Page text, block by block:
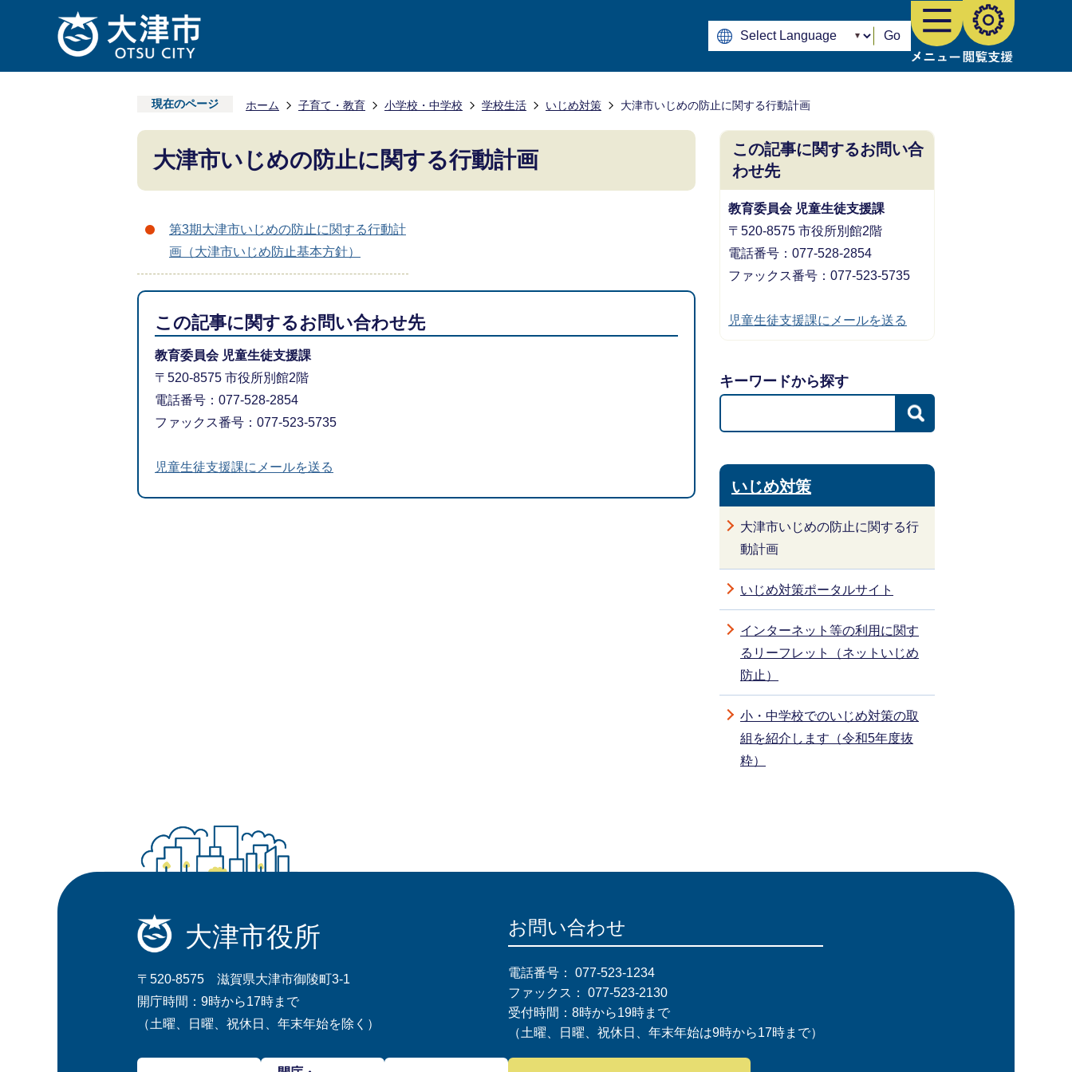
Go
現在のページ ホーム 子育て・教育 小学校・中学校 学校生活 いじめ対策 大津市いじめの防止に関する行動計画
大津市いじめの防止に関する行動計画
第3期大津市いじめの防止に関する行動計
画（大津市いじめ防止基本方針）
この記事に関するお問い合わせ先
教育委員会 児童生徒支援課
〒520-8575 市役所別館2階
電話番号：077-528-2854
ファックス番号：077-523-5735
児童生徒支援課にメールを送る
この記事に関するお問い合
わせ先
教育委員会 児童生徒支援課
〒520-8575 市役所別館2階
電話番号：077-528-2854
ファックス番号：077-523-5735
児童生徒支援課にメールを送る
キーワードから探す
いじめ対策
大津市いじめの防止に関する行
動計画
いじめ対策ポータルサイト
インターネット等の利用に関す
るリーフレット（ネットいじめ
防止）
小・中学校でのいじめ対策の取
組を紹介します（令和5年度抜
粋）
大津市役所
〒520-8575 滋賀県大津市御陵町3-1
開庁時間：9時から17時まで
（土曜、日曜、祝休日、年末年始を除く）
お問い合わせ
電話番号： 077-523-1234
ファックス： 077-523-2130
受付時間：8時から19時まで
（土曜、日曜、祝休日、年末年始は9時から17時まで）